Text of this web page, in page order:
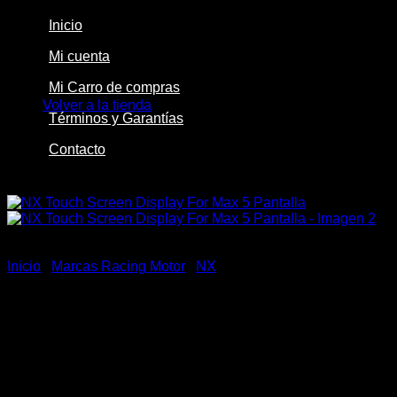
Volver a la tienda
Inicio
Mi cuenta
Mi Carro de compras
Términos y Garantías
Contacto
Inicio Marcas Racing Motor NX